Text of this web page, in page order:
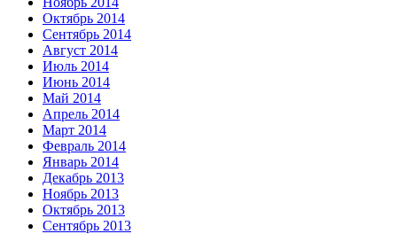
Октябрь 2014
Сентябрь 2014
Август 2014
Июль 2014
Июнь 2014
Май 2014
Апрель 2014
Март 2014
Февраль 2014
Январь 2014
Декабрь 2013
Ноябрь 2013
Октябрь 2013
Сентябрь 2013